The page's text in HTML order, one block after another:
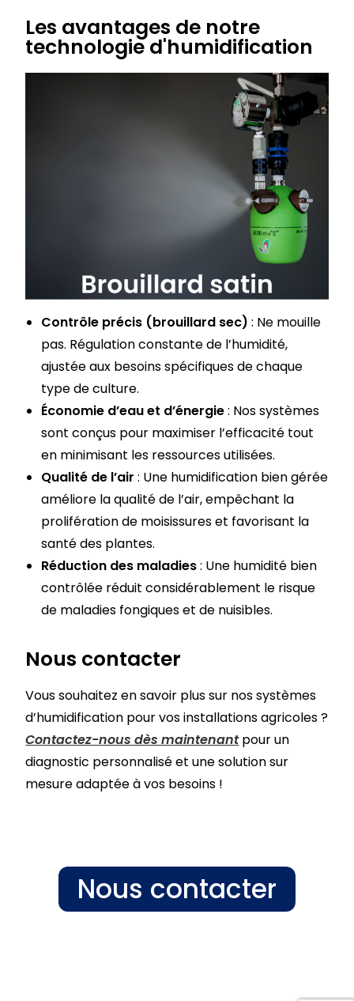
Les avantages de notre
technologie d'humidification
Contrôle précis (brouillard sec) : Ne mouille
pas. Régulation constante de l’humidité,
ajustée aux besoins spécifiques de chaque
type de culture.
Économie d’eau et d’énergie: Nos systèmes
sont conçus pour maximiser l’efficacité tout
en minimisant les ressources utilisées.
Qualité de l’air : Une humidification bien gérée
améliore la qualité de l’air, empêchant la
prolifération de moisissures et favorisant la
santé des plantes.
Réduction des maladies: Une humidité bien
contrôlée réduit considérablement le risque
de maladies fongiques et de nuisibles.
Nous contacter
Vous souhaitez en savoir plus sur nos systèmes
d’humidification pour vos installations agricoles ?
Contactez-nous dès maintenantpour un
diagnostic personnalisé et une solution sur
mesure adaptée à vos besoins !
Nous contacter